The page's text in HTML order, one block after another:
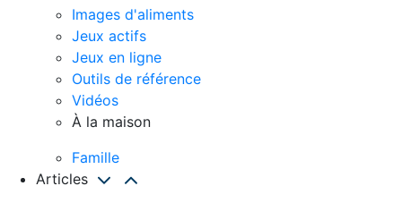
Images d'aliments
Jeux actifs
Jeux en ligne
Outils de référence
Vidéos
À la maison
Famille
Articles